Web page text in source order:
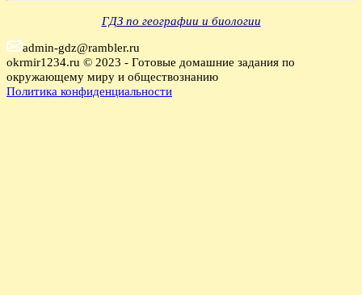
ГДЗ по географии и биологии
admin-gdz@rambler.ru
okrmir1234.ru © 2023 - Готовые домашние задания по
окружающему миру и обществознанию
Политика конфиденциальности